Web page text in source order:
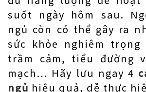
suốt ngày hôm sau.
ngủ còn có thể gây ra
sức khỏe nghiêm trọng
trầm cảm, tiểu đường
mạch… Hãy lưu ngay 4
ngủ hiệu quả, dễ thực